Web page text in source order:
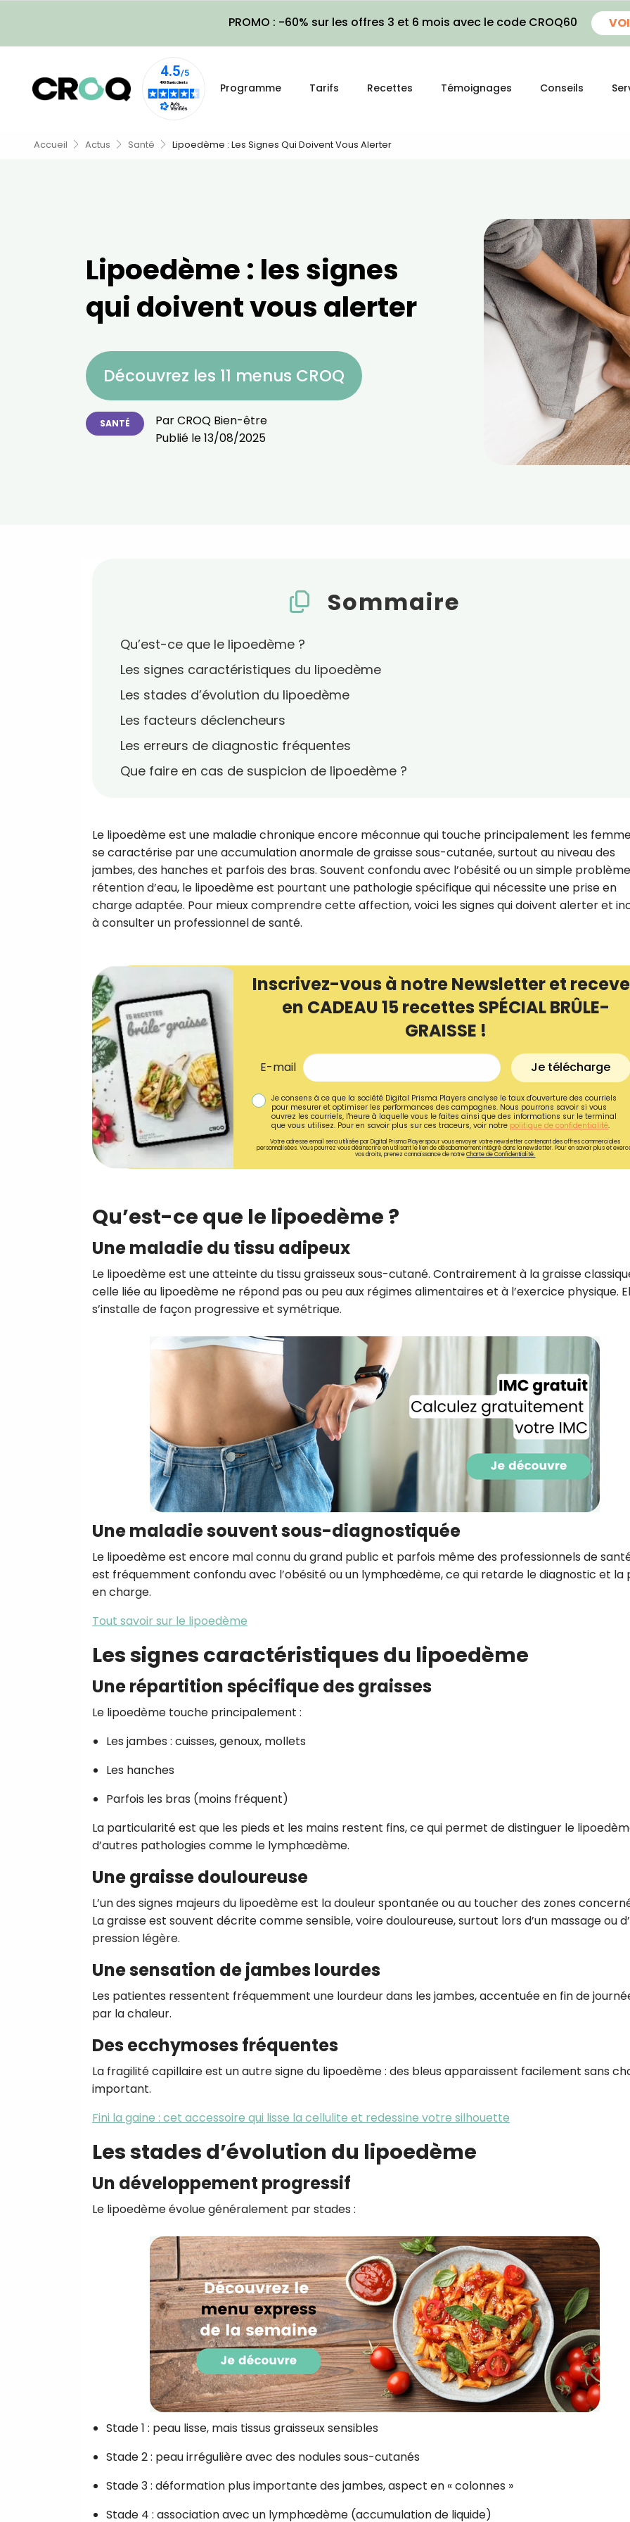
PROMO : -60% sur les offres 3 et 6 mois avec le code CROQ60
Programme Tarifs Recettes Témoignages Conseils
Accueil Actus Santé Lipoedème : Les Signes Qui Doivent Vous Alerter
Lipoedème : les signes
qui doivent vous alerter
Découvrez les 11 menus CROQ
SANTÉ ParCROQ Bien-être
Publié le13/08/2025
Sommaire
Qu’est-ce que le lipoedème ?
Les signes caractéristiques du lipoedème
Les stades d’évolution du lipoedème
Les facteurs déclencheurs
Les erreurs de diagnostic fréquentes
Que faire en cas de suspicion de lipoedème ?
Le lipoedème est une maladie chronique encore méconnue qui touche principalement les
se caractérise par une accumulation anormale de graisse sous-cutanée, surtout au niveau des
jambes, des hanches et parfois des bras. Souvent confondu avec l’obésité ou un simple
rétention d’eau, le lipoedème est pourtant une pathologie spécifique qui nécessite une prise en
charge adaptée. Pour mieux comprendre cette affection, voici les signes qui doivent alerter et
à consulter un professionnel de santé.
Inscrivez-vous à notre Newsletter et
en CADEAU 15 recettes SPÉCIAL BRÛLE-
GRAISSE !
E-mail Je télécharge
Je consens à ce que la société Digital Prisma Players analyse le taux d'ouverture des courriels
pour mesurer et optimiser les performances des campagnes. Nous pourrons savoir si vous
ouvrez les courriels, l'heure à laquelle vous le faites ainsi que des informations sur le terminal
que vous utilisez. Pour en savoir plus sur ces traceurs, voir notre politique de confidentialité.
Votre adresse email sera utilisée par Digital Prisma Playerspour vous envoyer votre newsletter contenant des offres commerciales
personnalisées. Vous pourrez vous désinscrire en utilisant le lien de désabonnement intégré dans la newsletter. Pour en savoir plus et
vos droits, prenez connaissance de notreCharte de Confidentialité.
Qu’est-ce que le lipoedème ?
Une maladie du tissu adipeux
Le lipoedème est une atteinte du tissu graisseux sous-cutané. Contrairement à la graisse
celle liée au lipoedème ne répond pas ou peu aux régimes alimentaires et à l’exercice physique.
s’installe de façon progressive et symétrique.
Une maladie souvent sous-diagnostiquée
Le lipoedème est encore mal connu du grand public et parfois même des professionnels de
est fréquemment confondu avec l’obésité ou un lymphœdème, ce qui retarde le diagnostic et la
en charge.
Tout savoir sur le lipoedème
Les signes caractéristiques du lipoedème
Une répartition spécifique des graisses
Le lipoedème touche principalement :
Les jambes : cuisses, genoux, mollets
Les hanches
Parfois les bras (moins fréquent)
La particularité est que les pieds et les mains restent fins, ce qui permet de distinguer le
d’autres pathologies comme le lymphœdème.
Une graisse douloureuse
L’un des signes majeurs du lipoedème est la douleur spontanée ou au toucher des zones
La graisse est souvent décrite comme sensible, voire douloureuse, surtout lors d’un massage ou
pression légère.
Une sensation de jambes lourdes
Les patientes ressentent fréquemment une lourdeur dans les jambes, accentuée en fin de
par la chaleur.
Des ecchymoses fréquentes
La fragilité capillaire est un autre signe du lipoedème : des bleus apparaissent facilement sans
important.
Fini la gaine : cet accessoire qui lisse la cellulite et redessine votre silhouette
Les stades d’évolution du lipoedème
Un développement progressif
Le lipoedème évolue généralement par stades :
Stade 1 : peau lisse, mais tissus graisseux sensibles
Stade 2 : peau irrégulière avec des nodules sous-cutanés
Stade 3 : déformation plus importante des jambes, aspect en « colonnes »
Stade 4 : association avec un lymphœdème (accumulation de liquide)
CROQ.
Je consens à ce que la société
Prisma Players analyse le taux
des courriels pour mesurer et
performances des campagnes.
pourrons savoir si vous ouvrez les
l'heure à laquelle vous le faites
des informations sur le terminal
utilisez. Pour en savoir plus sur ces
voir notre
politique de
Je reçois mon cadeau !
Votre adresse email sera utilisée par Digital Prisma
envoyer votre newsletter contenant des offres
désabonnement intégré dans la newsletter. Pour en
exercer vos droits, prenez connaissance de notre